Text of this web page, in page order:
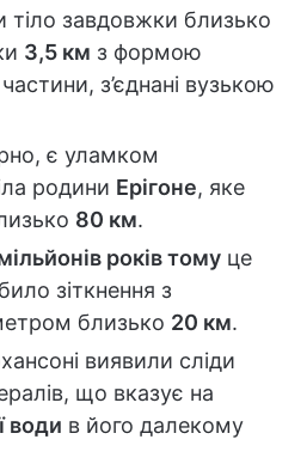
тіло завдовжки близько
3,5 км з формою
з’єднані вузькою
є уламком
родини Ерігоне, яке
80 км.
років тому це
зіткнення з
близько 20 км.
виявили сліди
що вказує на
води в його далекому